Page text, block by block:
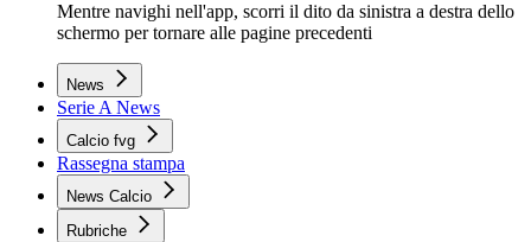
Mentre navighi nell'app, scorri il dito da sinistra a destra dello
schermo per tornare alle pagine precedenti
News
Serie A News
Calcio fvg
Rassegna stampa
News Calcio
Rubriche